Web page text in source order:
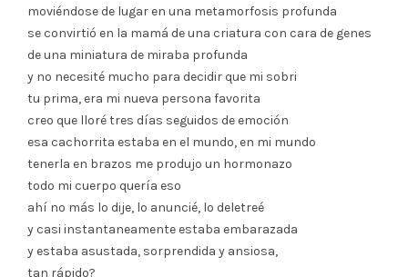
moviéndose de lugar en una metamorfosis profunda
se convirtió en la mamá de una criatura con cara de genes
de una miniatura de miraba profunda
y no necesité mucho para decidir que mi sobri
tu prima, era mi nueva persona favorita
creo que lloré tres días seguidos de emoción
esa cachorrita estaba en el mundo, en mi mundo
tenerla en brazos me produjo un hormonazo
todo mi cuerpo quería eso
ahí no más lo dije, lo anuncié, lo deletreé
y casi instantaneamente estaba embarazada
y estaba asustada, sorprendida y ansiosa,
tan rápido?